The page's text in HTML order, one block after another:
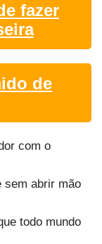
fazer
de
com o
sem abrir mão
todo mundo